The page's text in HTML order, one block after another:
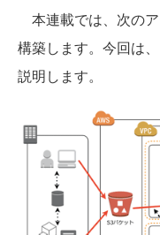
本連載では、次の
構築します。今回は
説明します。